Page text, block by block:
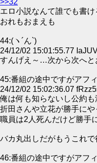
>>32
エロ小説なんて誰でも書け
おれもおまえも
44:(ヽ´ん`)
24/12/02 15:01:55.77
すんげえ～…次から次へと
45:番組の途中ですがアフ
24/12/02 15:02:36.07
俺は何も知らないし公約
折田さんや立花が勝手にや
職員は2人死んだけど勝手
バカ丸出しだがもうこれ
46:番組の途中ですがアフ